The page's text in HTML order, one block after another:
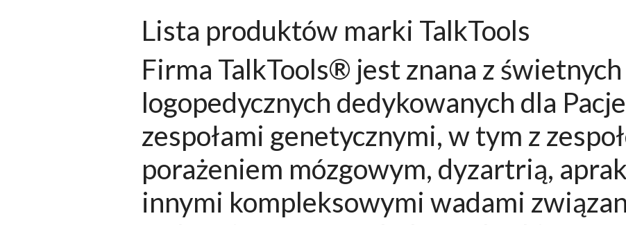
Lista produktów marki TalkTools
Firma TalkTools® jest znana z
logopedycznych dedykowanych dla
zespołami genetycznymi, w tym z
porażeniem mózgowym, dyzartrią,
innymi kompleksowymi wadami